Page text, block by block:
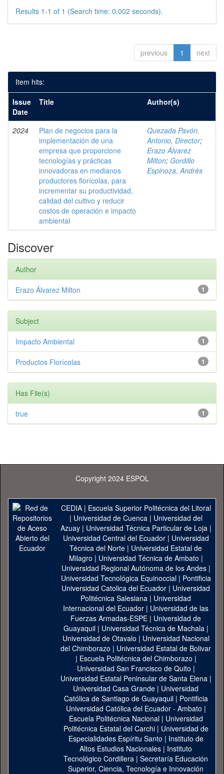
Results 1-1 of 1 (Search time: 0.002 seconds).
previous 1 next
Item hits:
Issue
Date
Title Author(s)
2024
Plan de negocios para la
implementación de una
empresa que proporcione
tecnologías y prácticas
innovadoras en medianos
productores florícolas, para
incrementar su productividad,
calidad del cultivo y reducir
costos de operación e impacto
ambiental
Quezada Pavón,
Antonio, Director;
Erazo Álvarez
Milton; Gordillo
Espinoza, Andrés
Discover
Author
1
Erazo Álvarez Milton
Subject
1
Impacto Ambiental
1
Productos Florícolas
Has File(s)
1
true
Copyright 2024 ESPOL
CEDIA| Escuela Superior Politécnica del Litoral
| Universidad de Cuenca| Universidad del
Azuay| Universidad Técnica Particular de Loja|
Universidad Central del Ecuador| Universidad
Técnica del Norte | Universidad Estatal de
Milagro | Universidad Técnica de Ambato |
Universidad Regional Autónoma de los Andes|
Universidad Tecnológica Equinoccial| Pontificia
Universidad Catolica del Ecuador | Universidad
Politécnica Salesiana | Universidad
Internacional del Ecuador | Universidad de las
Fuerzas Armadas-ESPE | Universidad de
Guayaquil| Universidad Técnica de Machala|
Universidad de Otavalo | Universidad Nacional
del Chimborazo | Universidad Estatal de Bolivar
| Escuela Politécnica del Chimborazo |
Universidad San Francisco de Quito |
Universidad Estatal Peninsular de Santa Elena|
Universidad Casa Grande | Universidad
Católica de Santiago de Guayaquil| Pontificia
Universidad Católica del Ecuador - Ambato |
Escuela Politécnica Nacional| Universidad
Politécnica Estatal del Carchi| Universidad de
Especialidades Espíritu Santo | Instituto de
Altos Estudios Nacionales | Instituto
Tecnológico Cordillera | Secretaría Educación
Superior, Ciencia, Tecnología e Innovación